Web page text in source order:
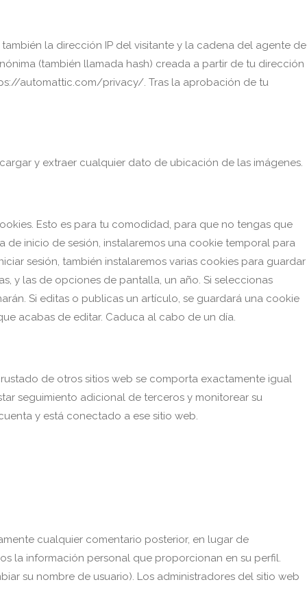
la dirección IP del visitante y la cadena del agente de
(también llamada hash) creada a partir de tu dirección
automattic.com/privacy/. Tras la aprobación de tu
y extraer cualquier dato de ubicación de las imágenes.
Esto es para tu comodidad, para que no tengas que
de inicio de sesión, instalaremos una cookie temporal para
sesión, también instalaremos varias cookies para guardar
y las de opciones de pantalla, un año. Si seleccionas
Si editas o publicas un artículo, se guardará una cookie
acabas de editar. Caduca al cabo de un día.
de otros sitios web se comporta exactamente igual
seguimiento adicional de terceros y monitorear su
y está conectado a ese sitio web.
cualquier comentario posterior, en lugar de
la información personal que proporcionan en su perfil.
su nombre de usuario). Los administradores del sitio web